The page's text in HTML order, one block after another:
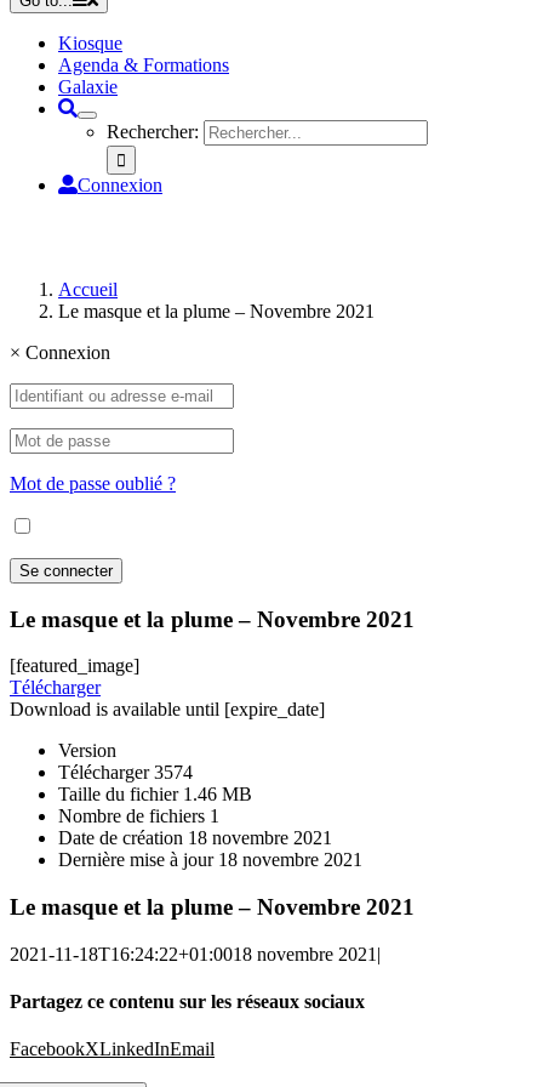
Kiosque
Agenda & Formations
Galaxie
Rechercher:
Connexion
Accueil
Le masque et la plume – Novembre 2021
× Connexion
Mot de passe oublié ?
Le masque et la plume – Novembre 2021
[featured_image]
Télécharger
Download is available until [expire_date]
Version
Télécharger3574
Taille du fichier 1.46 MB
Nombre de fichiers 1
Date de création 18 novembre 2021
Dernière mise à jour 18 novembre 2021
Le masque et la plume – Novembre 2021
2021-11-18T16:24:22+01:0018 novembre 2021 |
Partagez ce contenu sur les réseaux sociaux
FacebookXLinkedInEmail